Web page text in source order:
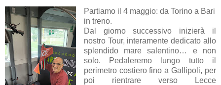
Partiamo il 4 maggio: da Torino a Bari
in treno.
Dal giorno successivo inizierà il
nostro Tour, interamente dedicato allo
splendido mare salentino… e non
solo. Pedaleremo lungo tutto il
perimetro costiero fino a Gallipoli, per
poi rientrare verso Lecce